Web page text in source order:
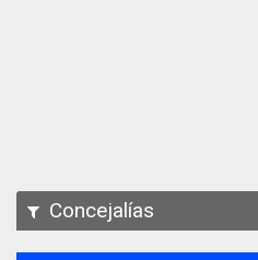
Concejalías